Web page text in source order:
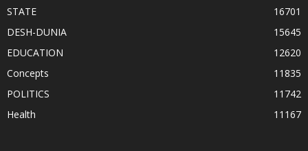
STATE
16701
DESH-DUNIA
15645
EDUCATION
12620
Concepts
11835
POLITICS
11742
Health
11167